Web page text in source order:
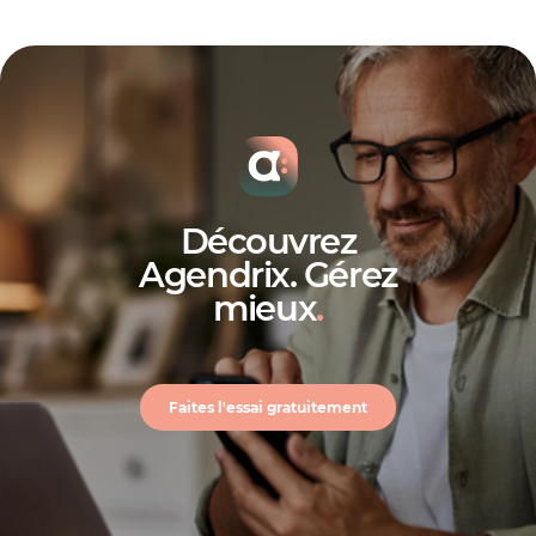
Découvrez
Agendrix. Gérez
mieux.
Faites l'essai gratuitement